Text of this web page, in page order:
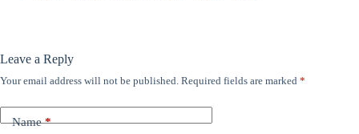
Leave a Reply
Your email address will not be published. Required fields are marked *
Name*